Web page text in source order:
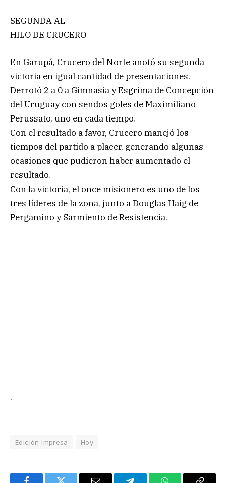
SEGUNDA AL
HILO DE CRUCERO
En Garupá, Crucero del Norte anotó su segunda
victoria en igual cantidad de presentaciones.
Derrotó 2 a 0 a Gimnasia y Esgrima de Concepción
del Uruguay con sendos goles de Maximiliano
Perussato, uno en cada tiempo.
Con el resultado a favor, Crucero manejó los
tiempos del partido a placer, generando algunas
ocasiones que pudieron haber aumentado el
resultado.
Con la victoria, el once misionero es uno de los
tres líderes de la zona, junto a Douglas Haig de
Pergamino y Sarmiento de Resistencia.
.
Edición Impresa Hoy